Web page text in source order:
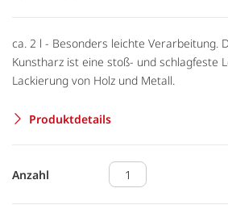
ca. 2 l - Besonders leichte Verarbeitung.
Kunstharz ist eine stoß- und schlagfeste
Lackierung von Holz und Metall.
Produktdetails
Anzahl